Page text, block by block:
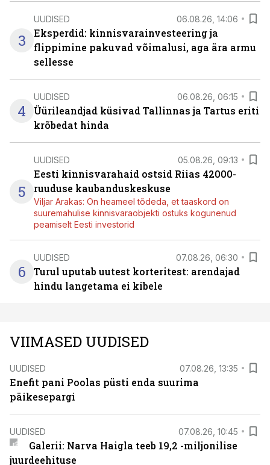
3
UUDISED 06.08.26, 14:06
Eksperdid: kinnisvarainvesteering ja
flippimine pakuvad võimalusi, aga ära armu
sellesse
4
UUDISED 06.08.26, 06:15
Üürileandjad küsivad Tallinnas ja Tartus eriti
krõbedat hinda
5
UUDISED 05.08.26, 09:13
Eesti kinnisvarahaid ostsid Riias 42000-
ruuduse kaubanduskeskuse
Viljar Arakas: On heameel tõdeda, et taaskord on
suuremahulise kinnisvaraobjekti ostuks kogunenud
peamiselt Eesti investorid
6
UUDISED 07.08.26, 06:30
Turul uputab uutest korteritest: arendajad
hindu langetama ei kibele
VIIMASED UUDISED
UUDISED 07.08.26, 13:35
Enefit pani Poolas püsti enda suurima
päikesepargi
UUDISED 07.08.26, 10:45
Galerii: Narva Haigla teeb 19,2 -miljonilise
juurdeehituse